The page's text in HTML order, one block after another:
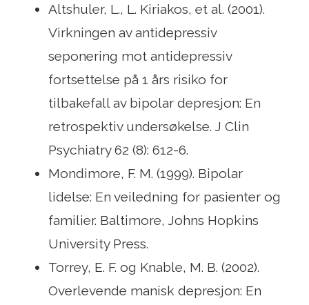
Altshuler, L., L. Kiriakos, et al. (2001).
Virkningen av antidepressiv
seponering mot antidepressiv
fortsettelse på 1 års risiko for
tilbakefall av bipolar depresjon: En
retrospektiv undersøkelse. J Clin
Psychiatry 62 (8): 612-6.
Mondimore, F. M. (1999). Bipolar
lidelse: En veiledning for pasienter og
familier. Baltimore, Johns Hopkins
University Press.
Torrey, E. F. og Knable, M. B. (2002).
Overlevende manisk depresjon: En